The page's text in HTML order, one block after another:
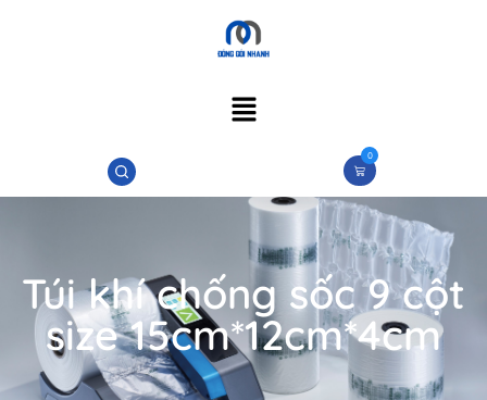
0
Túi khí chống sốc 9 cột
size 15cm*12cm*4cm